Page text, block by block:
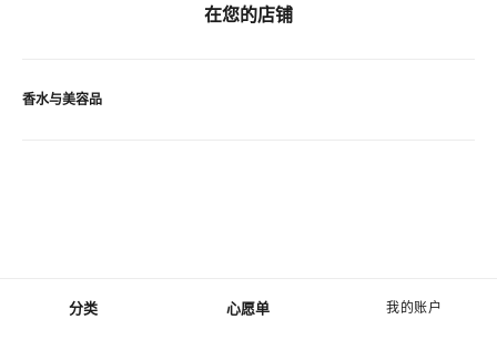
菜单 - 主导航
分类 心愿单 我的账户
在您的店铺
香水与美容品